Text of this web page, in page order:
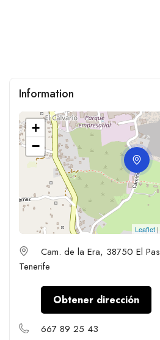
Information
+
−
Leaflet
Cam. de la Era, 38750 El
Tenerife
Obtener dirección
667 89 25 43